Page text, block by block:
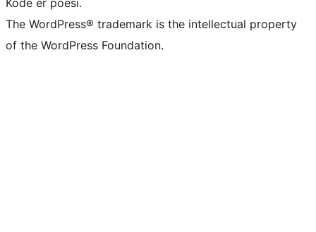
Kode er poesi.
The WordPress® trademark is the intellectual property
of the WordPress Foundation.